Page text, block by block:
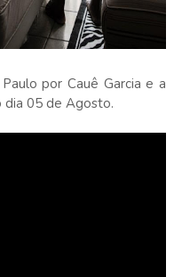
por Cauê Garcia e a
dia 05 de Agosto.